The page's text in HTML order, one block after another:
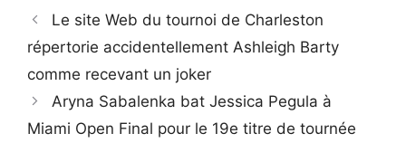
Le site Web du tournoi de Charleston
répertorie accidentellement Ashleigh Barty
comme recevant un joker
Aryna Sabalenka bat Jessica Pegula à
Miami Open Final pour le 19e titre de tournée